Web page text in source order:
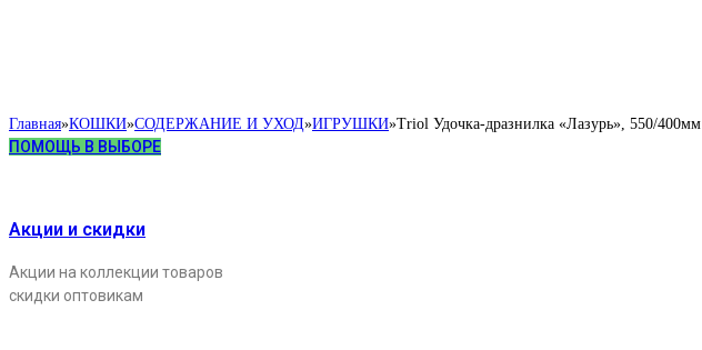
Главная»КОШКИ»СОДЕРЖАНИЕ И УХОД»ИГРУШКИ»Triol Удочка-дразнилка «Лазурь», 550/400мм
ПОМОЩЬ В ВЫБОРЕ
Акции и скидки
Акции на коллекции товаров
скидки оптовикам